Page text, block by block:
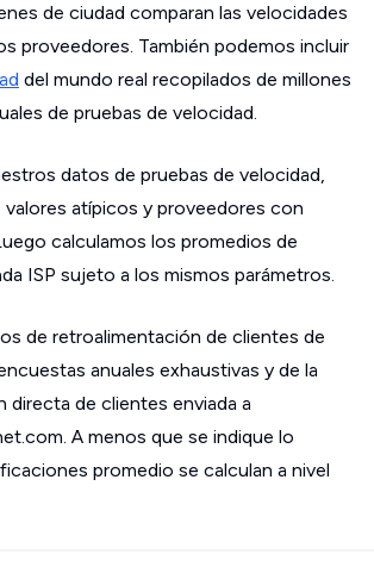
de ciudad comparan las velocidades
proveedores. También podemos incluir
del mundo real recopilados de millones
de pruebas de velocidad.
datos de pruebas de velocidad,
atípicos y proveedores con
calculamos los promedios de
ISP sujeto a los mismos parámetros.
de retroalimentación de clientes de
anuales exhaustivas y de la
directa de clientes enviada a
A menos que se indique lo
promedio se calculan a nivel